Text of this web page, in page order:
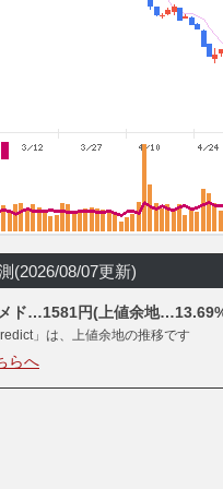
(2026/08/07更新)
ド…1581円(上値余地
」は、上値余地の推移です
らへ